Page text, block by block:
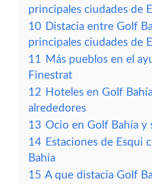
principales ciudades de
10 Distacia entre Golf
principales ciudades de
11 Más pueblos en el
Finestrat
12 Hoteles en Golf
alrededores
13 Ocio en Golf Bahía y
14 Estaciones de Esqui
Bahía
15 A que distacia Golf